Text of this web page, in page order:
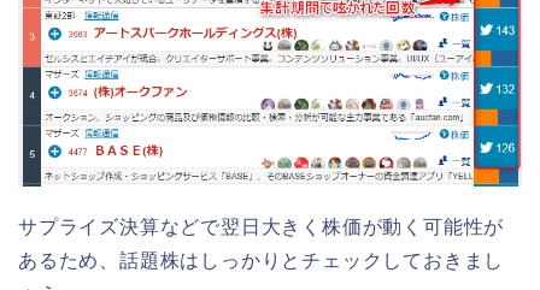
サプライズ決算などで翌日大きく株価が動く可能性が
あるため、話題株はしっかりとチェックしておきまし